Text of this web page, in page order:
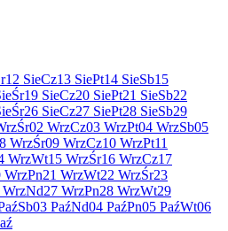
12 SieCz13 SiePt14 SieSb15
Śr19 SieCz20 SiePt21 SieSb22
Śr26 SieCz27 SiePt28 SieSb29
Śr02 WrzCz03 WrzPt04 WrzSb05
WrzŚr09 WrzCz10 WrzPt11
WrzWt15 WrzŚr16 WrzCz17
WrzPn21 WrzWt22 WrzŚr23
WrzNd27 WrzPn28 WrzWt29
Sb03 PaźNd04 PaźPn05 PaźWt06